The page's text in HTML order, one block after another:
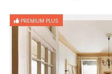
PREMIUM PLUS